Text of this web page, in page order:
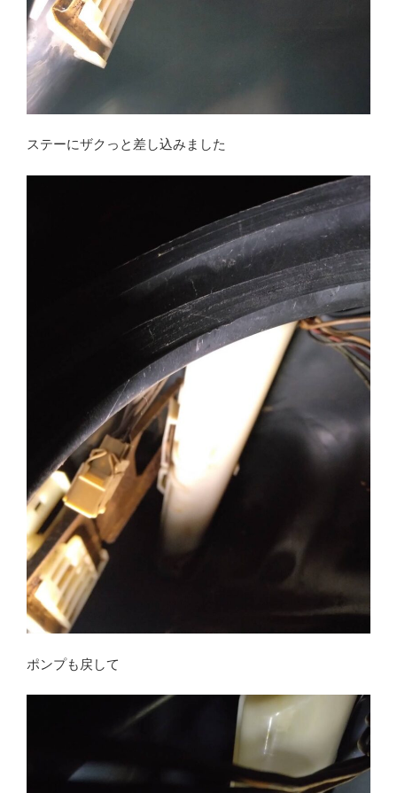
ステーにザクっと差し込みました
ポンプも戻して